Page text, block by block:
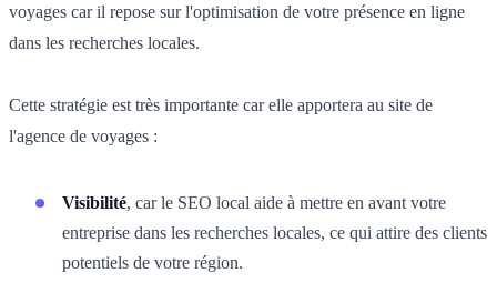
voyages car il repose sur l'optimisation de votre présence en ligne
dans les recherches locales.
Cette stratégie est très importante car elle apportera au site de
l'agence de voyages :
Visibilité, car le SEO local aide à mettre en avant votre
entreprise dans les recherches locales, ce qui attire des clients
potentiels de votre région.